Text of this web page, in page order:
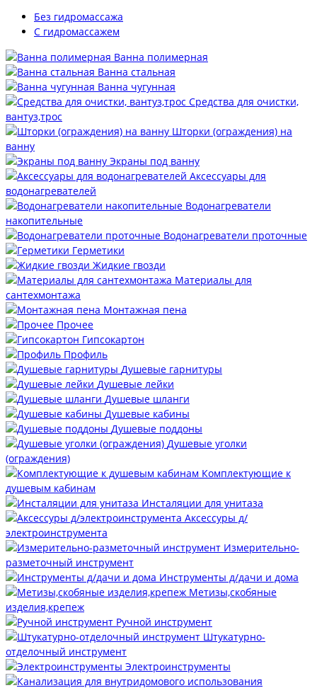
Без гидромассажа
С гидромассажем
Ванна полимерная
Ванна стальная
Ванна чугунная
Средства для очистки,
вантуз,трос
Шторки (ограждения) на
ванну
Экраны под ванну
Аксессуары для
водонагревателей
Водонагреватели
накопительные
Водонагреватели проточные
Герметики
Жидкие гвозди
Материалы для
сантехмонтажа
Монтажная пена
Прочее
Гипсокартон
Профиль
Душевые гарнитуры
Душевые лейки
Душевые шланги
Душевые кабины
Душевые поддоны
Душевые уголки
(ограждения)
Комплектующие к
душевым кабинам
Инсталяции для унитаза
Аксессуры д/
электроинструмента
Измерительно-
разметочный инструмент
Инструменты д/дачи и дома
Метизы,скобяные
изделия,крепеж
Ручной инструмент
Штукатурно-
отделочный инструмент
Электроинструменты